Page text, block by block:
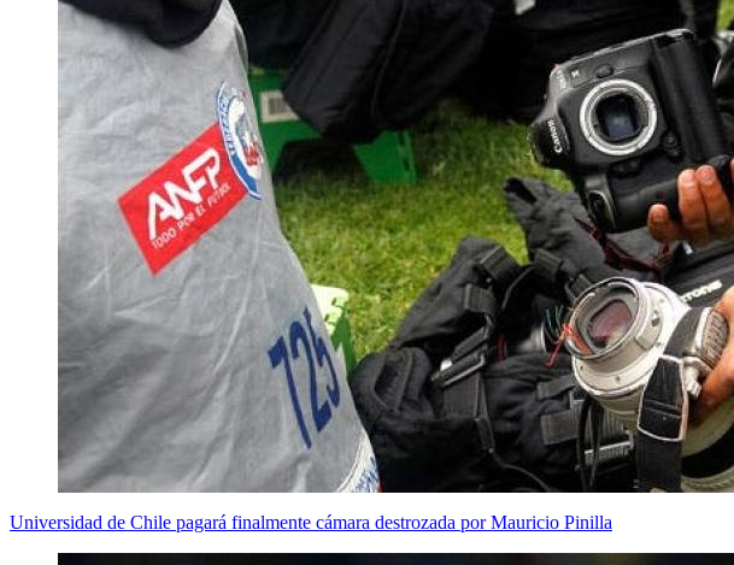
Universidad de Chile pagará finalmente cámara destrozada por Mauricio Pinilla